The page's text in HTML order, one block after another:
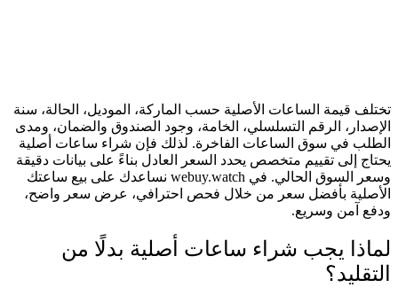
تختلف قيمة الساعات الأصلية حسب الماركة، الموديل، الحالة، سنة
الإصدار، الرقم التسلسلي، الخامة، وجود الصندوق والضمان، ومدى
الطلب في سوق الساعات الفاخرة. لذلك فإن شراء ساعات أصلية
يحتاج إلى تقييم متخصص يحدد السعر العادل بناءً على بيانات دقيقة
وسعر السوق الحالي. في webuy.watch نساعدك على بيع ساعتك
الأصلية بأفضل سعر من خلال فحص احترافي، عرض سعر واضح،
ودفع آمن وسريع.
لماذا يجب شراء ساعات أصلية بدلًا من
التقليد؟